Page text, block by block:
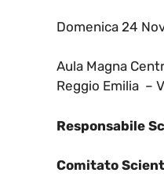
Domenica 24
Aula Magna
Reggio Emilia –
Responsabile
Comitato